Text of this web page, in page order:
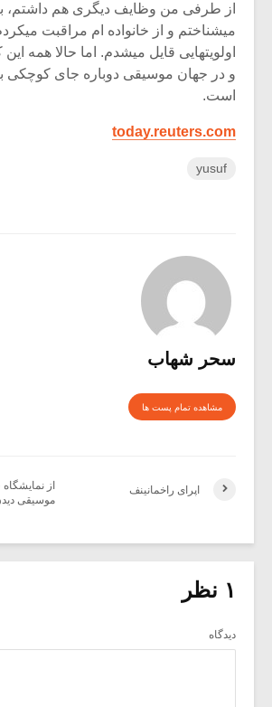
از طرفی من وظایف دیگری هم داشتم،
میشناختم و از خانواده ام مراقبت
اولویتهایی قایل میشدم. اما حالا همه
و در جهان موسیقی دوباره جای کوچکی
است.
today.reuters.com
yusuf
سحر شهاب
مشاهده تمام پست ها
از
موسیقی دیدن
اپرای راخمانینف
۱ نظر
دیدگاه